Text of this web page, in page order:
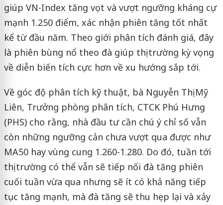
giúp VN-Index tăng vọt và vượt ngưỡng kháng cự
mạnh 1.250 điểm, xác nhận phiên tăng tốt nhất
kể từ đầu năm. Theo giới phân tích đánh giá, đây
là phiên bùng nổ theo đà giúp thị trường kỳ vọng
về diễn biến tích cực hơn về xu hướng sắp tới.
Về góc độ phân tích kỹ thuật, bà Nguyễn Thị Mỹ
Liên, Trưởng phòng phân tích, CTCK Phú Hưng
(PHS) cho rằng, nhà đầu tư cần chú ý chỉ số vẫn
còn những ngưỡng cản chưa vượt qua được như
MA50 hay vùng cung 1.260-1.280. Do đó, tuần tới
thị trường có thể vẫn sẽ tiếp nối đà tăng phiên
cuối tuần vừa qua nhưng sẽ ít có khả năng tiếp
tục tăng mạnh, mà đà tăng sẽ thu hẹp lại và xảy